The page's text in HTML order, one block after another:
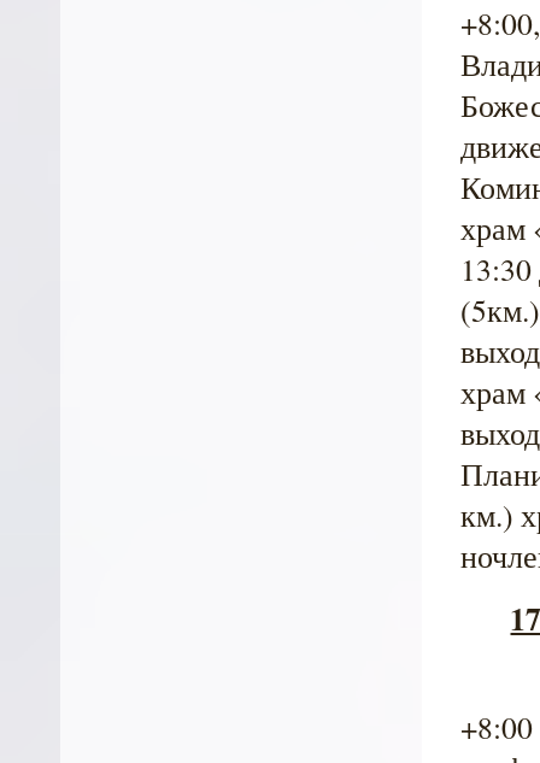
храм
храм
км.)